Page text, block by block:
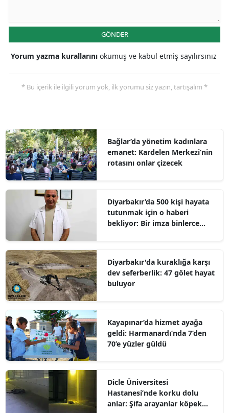
GÖNDER
Yorum yazma kurallarını okumuş ve kabul etmiş sayılırsınız
* Bu içerik ile ilgili yorum yok, ilk yorumu siz yazın, tartışalım *
Bağlar’da yönetim kadınlara
emanet: Kardelen Merkezi’nin
rotasını onlar çizecek
Diyarbakır’da 500 kişi hayata
tutunmak için o haberi
bekliyor: Bir imza binlerce
Diyarbakır'da kuraklığa karşı
dev seferberlik: 47 gölet hayat
buluyor
Kayapınar’da hizmet ayağa
geldi: Harmanardı’nda 7’den
70’e yüzler güldü
Dicle Üniversitesi
Hastanesi’nde korku dolu
anlar: Şifa arayanlar köpek